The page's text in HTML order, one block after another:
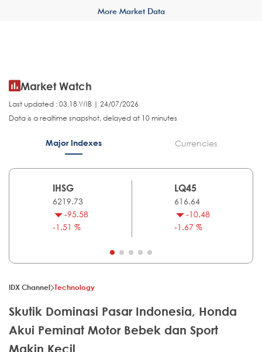
More Market Data
Market Watch
Last updated : 03.18 WIB | 24/07/2026
Data is a realtime snapshot, delayed at 10 minutes
Major Indexes Currencies
IHSG
6219.73
-95.58
-1.51 %
LQ45
616.64
-10.48
-1.67 %
IDX Channel Technology
Skutik Dominasi Pasar Indonesia, Honda
Akui Peminat Motor Bebek dan Sport
Makin Kecil